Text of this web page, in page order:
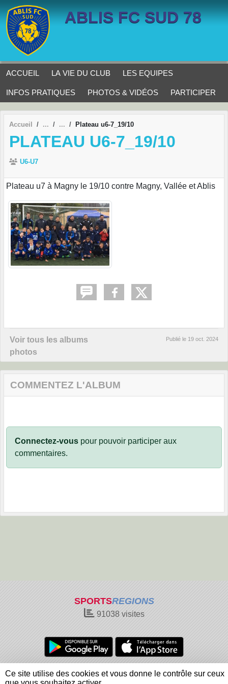
ABLIS FC SUD 78
ACCUEIL LA VIE DU CLUB LES EQUIPES
INFOS PRATIQUES PHOTOS & VIDÉOS PARTICIPER
Accueil Plateau u6-7_19/10
PLATEAU U6-7_19/10
U6-U7
Plateau u7 à Magny le 19/10 contre Magny, Vallée et Ablis
Voir tous les albums
photos
Publié le 19 oct. 2024
COMMENTEZ L'ALBUM
Connectez-vous pour pouvoir participer aux
commentaires.
SPORTSREGIONS
91038visites
Charte cookies
Gestion des cookies
Informations légales
Signaler un contenu inapproprié
Panneau de gestion des cookies
Ce site utilise des cookies et vous donne le contrôle sur ceux